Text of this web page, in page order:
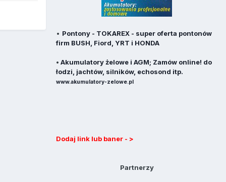
• Pontony - TOKAREX - super oferta pontonów
firm BUSH, Fiord, YRT i HONDA
• Akumulatory żelowe i AGM; Zamów online! do
łodzi, jachtów, silników, echosond itp.
www.akumulatory-zelowe.pl
Dodaj link lub baner - >
Partnerzy